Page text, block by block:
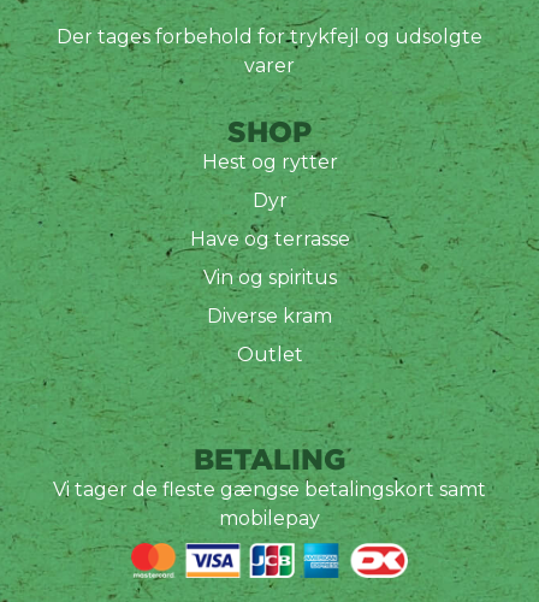
Der tages forbehold for trykfejl og udsolgte
varer
SHOP
Hest og rytter
Dyr
Have og terrasse
Vin og spiritus
Diverse kram
Outlet
BETALING
Vi tager de fleste gængse betalingskort samt
mobilepay